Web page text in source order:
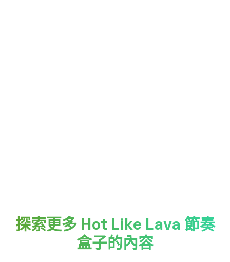
探索更多 Hot Like Lava 節奏
盒子的內容